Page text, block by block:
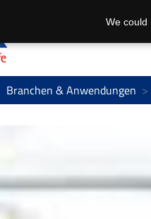
Branchen & Anwendungen
We could